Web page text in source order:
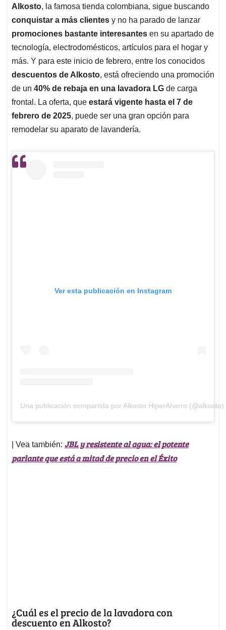
s
A
p
p
b
o
o
k
e
d
I
n
l
a
d
s
Alkosto, la famosa tienda colombiana, sigue buscando
conquistar a más clientes y no ha parado de lanzar
promociones bastante interesantes en su apartado de
tecnología, electrodomésticos, artículos para el hogar y
más. Y para este inicio de febrero, entre los conocidos
descuentos de Alkosto, está ofreciendo una promoción
de un 40% de rebaja en una lavadora LG de carga
frontal. La oferta, que estará vigente hasta el 7 de
febrero de 2025, puede ser una gran opción para
remodelar su aparato de lavandería.
Ver esta publicación en Instagram
Una publicación compartida por Alkosto HiperAhorro (@alkosto)
| Vea también: JBL y resistente al agua: el potente
parlante que está a mitad de precio en el Éxito
¿Cuál es el precio de la lavadora con
descuento en Alkosto?